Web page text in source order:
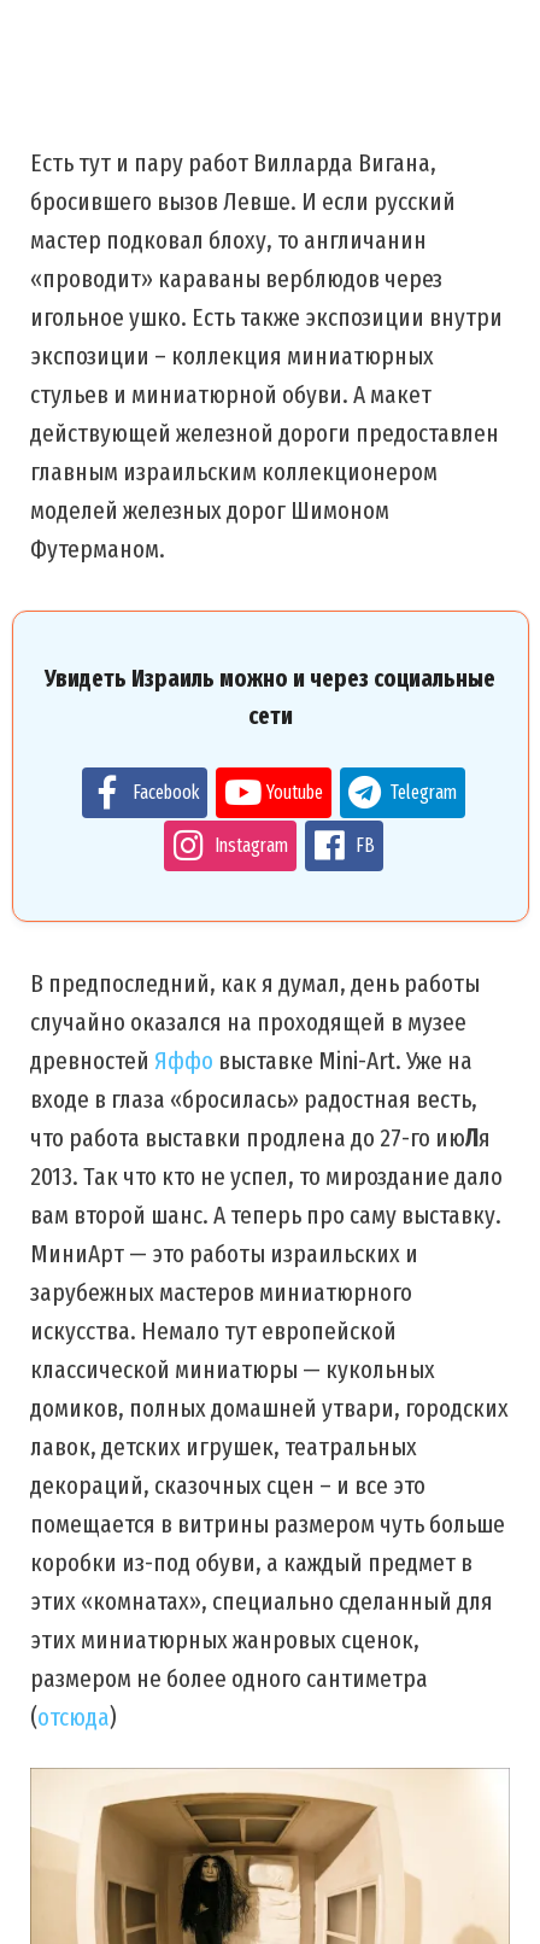
Есть тут и пару работ Вилларда Вигана,
бросившего вызов Левше. И если русский
мастер подковал блоху, то англичанин
«проводит» караваны верблюдов через
игольное ушко. Есть также экспозиции внутри
экспозиции – коллекция миниатюрных
стульев и миниатюрной обуви. А макет
действующей железной дороги предоставлен
главным израильским коллекционером
моделей железных дорог Шимоном
Футерманом.
Увидеть Израиль можно и через социальные
сети
Facebook Youtube Telegram
Instagram FB
В предпоследний, как я думал, день работы
случайно оказался на проходящей в музее
древностей Яффо выставке Mini-Art. Уже на
входе в глаза «бросилась» радостная весть,
что работа выставки продлена до 27-го июЛя
2013. Так что кто не успел, то мироздание дало
вам второй шанс. А теперь про саму выставку.
МиниАрт — это работы израильских и
зарубежных мастеров миниатюрного
искусства. Немало тут европейской
классической миниатюры — кукольных
домиков, полных домашней утвари, городских
лавок, детских игрушек, театральных
декораций, сказочных сцен – и все это
помещается в витрины размером чуть больше
коробки из-под обуви, а каждый предмет в
этих «комнатах», специально сделанный для
этих миниатюрных жанровых сценок,
размером не более одного сантиметра
(отсюда)